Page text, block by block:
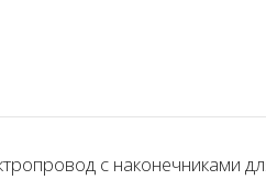
с наконечниками